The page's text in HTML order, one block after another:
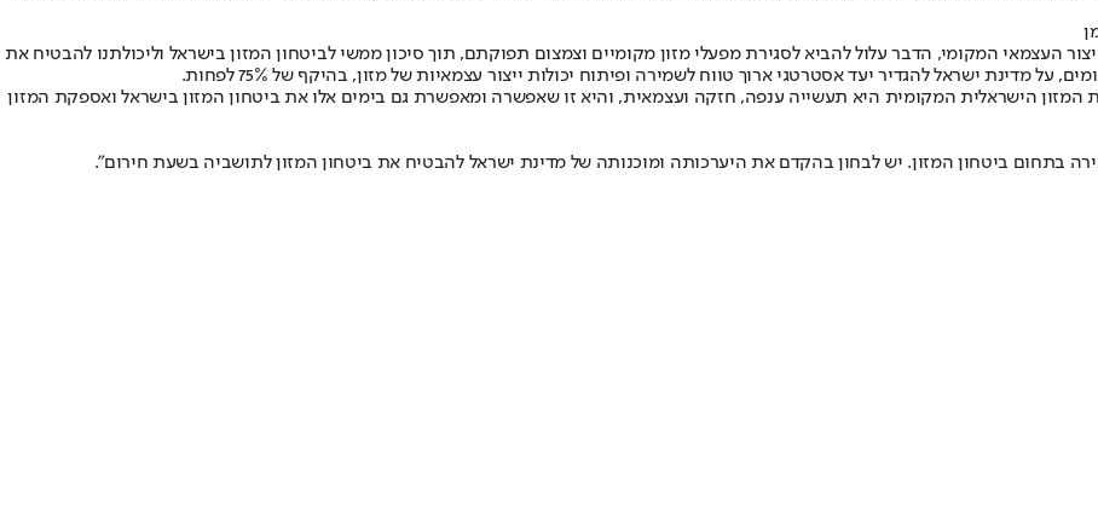
בשיעור של 50%, תוך צמצום יכולות הייצור העצמאי המקומי, הדבר עלול להביא לסגירת מפעלי מזון מקומיים וצמצום תפוקתם, תוך סיכון ממשי לביטחון המזון בישראל וליכולתנו להבטיח את
ישראל להגדיר יעד אסטרטגי ארוך טווח לשמירה ופיתוח יכולות ייצור עצמאיות של מזון, בהיקף של 75% לפחות.
המזון הישראלית המקומית היא תעשייה ענפה, חזקה ועצמאית, והיא זו שאפשרה ומאפשרת גם בימים אלו את ביטחון המזון בישראל ואספקת המזון
בתחום ביטחון המזון. יש לבחון בהקדם את היערכותה ומוכנותה של מדינת ישראל להבטיח את ביטחון המזון לתושביה בשעת חירום".